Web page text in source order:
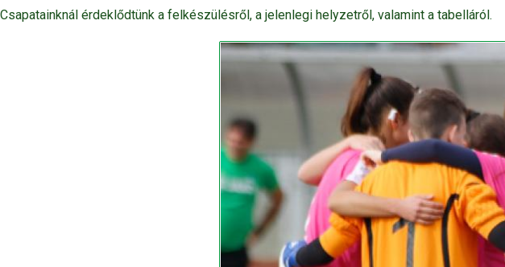
Csapatainknál érdeklődtünk a felkészülésről, a jelenlegi helyzetről, valamint a tabelláról.